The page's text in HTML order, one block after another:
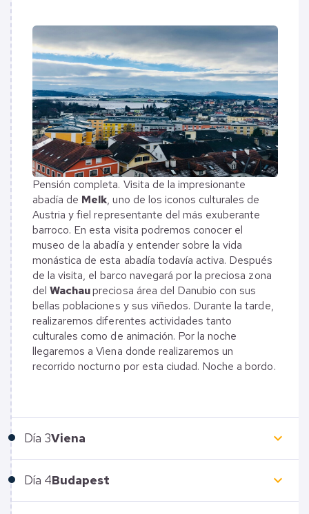
Pensión completa. Visita de la impresionante
abadía de Melk, uno de los iconos culturales de
Austria y fiel representante del más exuberante
barroco. En esta visita podremos conocer el
museo de la abadía y entender sobre la vida
monástica de esta abadía todavía activa. Después
de la visita, el barco navegará por la preciosa zona
delWachaupreciosa área del Danubio con sus
bellas poblaciones y sus viñedos. Durante la tarde,
realizaremos diferentes actividades tanto
culturales como de animación. Por la noche
llegaremos a Viena donde realizaremos un
recorrido nocturno por esta ciudad. Noche a bordo.
Día 3Viena keyboard_arrow_down
Día 4Budapest keyboard_arrow_down